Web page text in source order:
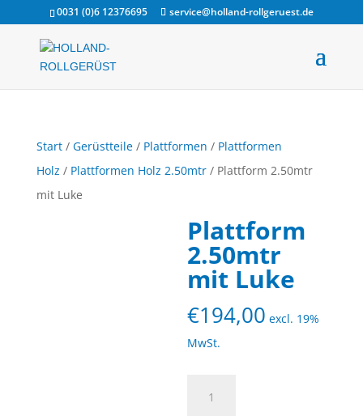
0031 (0)6 12376695 service@holland-rollgeruest.de
Start/ Gerüstteile/ Plattformen / Plattformen
Holz / Plattformen Holz 2.50mtr/ Plattform 2.50mtr
mit Luke
Plattform
2.50mtr
mit Luke
€194,00 excl. 19%
MwSt.